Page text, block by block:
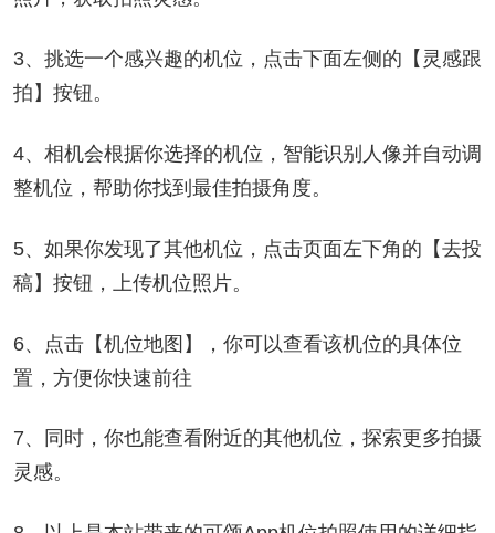
3、挑选一个感兴趣的机位，点击下面左侧的【灵感跟
拍】按钮。
4、相机会根据你选择的机位，智能识别人像并自动调
整机位，帮助你找到最佳拍摄角度。
5、如果你发现了其他机位，点击页面左下角的【去投
稿】按钮，上传机位照片。
6、点击【机位地图】，你可以查看该机位的具体位
置，方便你快速前往
7、同时，你也能查看附近的其他机位，探索更多拍摄
灵感。